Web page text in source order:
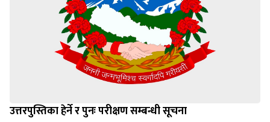
उत्तरपुस्तिका हेर्ने र पुनः परीक्षण सम्बन्धी सूचना